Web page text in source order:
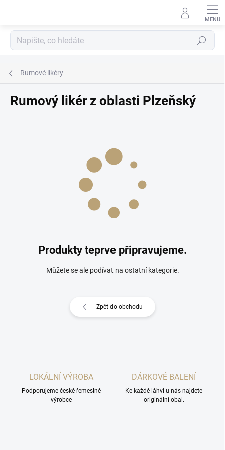
Hledat
Rumové likéry
Rumový likér z oblasti Plzeňský
Produkty teprve připravujeme.
Můžete se ale podívat na ostatní kategorie.
Zpět do obchodu
LOKÁLNÍ VÝROBA
Podporujeme české řemeslné
výrobce
DÁRKOVÉ BALENÍ
Ke každé láhvi u nás najdete
originální obal.